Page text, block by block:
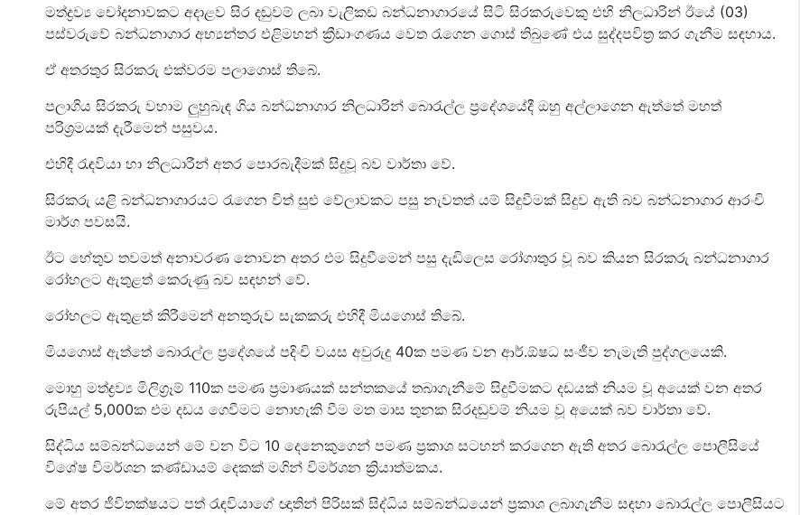
මත්ද්‍රව්‍ය චෝදනාවකට අදාළව සිර දඬුවම් ලබා වැලිකඩ බන්ධනාගාරයේ සිටි සිරකරුවෙකු එහි නිලධාරින් ඊයේ (03)
පස්වරුවේ බන්ධනාගාර අභ්‍යන්තර එළිමහන් ක්‍රීඩාංගණය වෙත රැගෙන ගොස් තිබුණේ එය සුද්දපවිත්‍ර කර ගැනීම සඳහාය.
ඒ අතරතුර සිරකරු එක්වරම පලාගොස් තිබේ.
පලාගිය සිරකරු වහාම ලුහුබැඳ ගිය බන්ධනාගාර නිලධාරින් බොරැල්ල ප්‍රදේශයේදී ඔහු අල්ලාගෙන ඇත්තේ මහත්
පරිශ්‍රමයක් දැරීමෙන් පසුවය.
එහිදී රැඳවියා හා නිලධාරීන් අතර පොරබැදීමක් සිදුවූ බව වාර්තා වේ.
සිරකරු යළි බන්ධනාගාරයට රැගෙන විත් සුළු වේලාවකට පසු නැවතත් යම් සිදුවීමක් සිදුව ඇති බව බන්ධනාගාර ආරංචි
මාර්ග පවසයි.
ඊට හේතුව තවමත් අනාවරණ නොවන අතර එම සිදුවීමෙන් පසු දැඩිලෙස රෝගාතුර වූ බව කියන සිරකරු බන්ධනාගාර
රෝහලට ඇතුළත් කෙරුණු බව සඳහන් වේ.
රෝහලට ඇතුළත් කිරීමෙන් අනතුරුව සැකකරු එහිදී මියගොස් තිබේ.
මියගොස් ඇත්තේ බොරැල්ල ප්‍රදේශයේ පදිංචි වයස අවුරුදු 40ක පමණ වන ආර්.ඕෂධ සංජීව නැමැති පුද්ගලයෙකි.
මොහු මත්ද්‍රව්‍ය මිලිග්‍රෑම් 110ක පමණ ප්‍රමාණයක් සන්තකයේ තබාගැනීමේ සිදුවීමකට දඩයක් නියම වූ අයෙක් වන අතර
රුපියල් 5,000ක එම දඩය ගෙවීමට නොහැකි වීම මත මාස තුනක සිරදඬුවම් නියම වූ අයෙක් බව වාර්තා වේ.
සිද්ධිය සම්බන්ධයෙන් මේ වන විට 10 දෙනෙකුගෙන් පමණ ප්‍රකාශ සටහන් කරගෙන ඇති අතර බොරැල්ල පොලීසියේ
විශේෂ විමර්ශන කණ්ඩායම් දෙකක් මගින් විමර්ශන ක්‍රියාත්මකය.
මේ අතර ජීවිතක්ෂයට පත් රැඳවියාගේ ඥාතින් පිරිසක් සිද්ධිය සම්බන්ධයෙන් ප්‍රකාශ ලබාගැනීම සඳහා බොරැල්ල පොලීසියට